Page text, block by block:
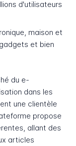
d'utilisateurs
maison et
et bien
du e-
dans les
une clientèle
propose
allant des
articles